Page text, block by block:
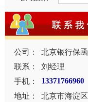
公司：
北京银行保
联系：
刘经理
手机：
13371766960
地址：
北京市海淀